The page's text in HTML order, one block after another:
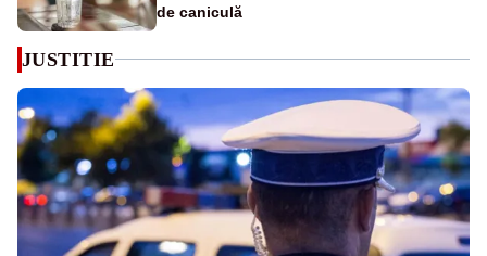
de caniculă
JUSTITIE